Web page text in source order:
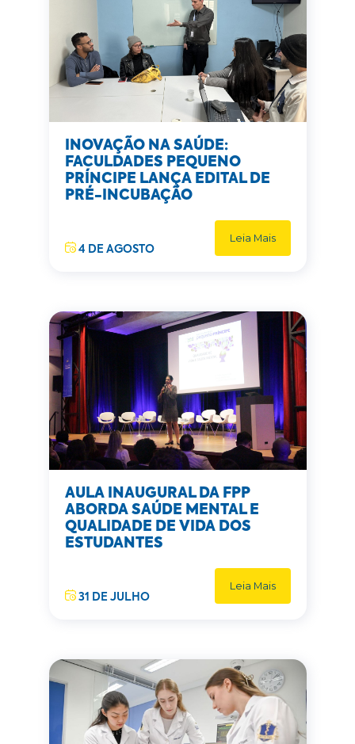
INOVAÇÃO NA SAÚDE:
FACULDADES PEQUENO
PRÍNCIPE LANÇA EDITAL DE
PRÉ-INCUBAÇÃO
4 DE AGOSTO
Leia Mais
AULA INAUGURAL DA FPP
ABORDA SAÚDE MENTAL E
QUALIDADE DE VIDA DOS
ESTUDANTES
31 DE JULHO
Leia Mais